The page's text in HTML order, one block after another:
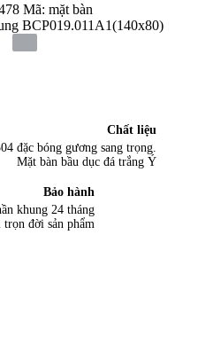
Mã: mặt bàn
BCP019.011A1(140x80)
Chất liệu
đặc bóng gương sang trọng.
Mặt bàn bầu dục đá trắng Ý
Bảo hành
khung 24 tháng
đời sản phẩm